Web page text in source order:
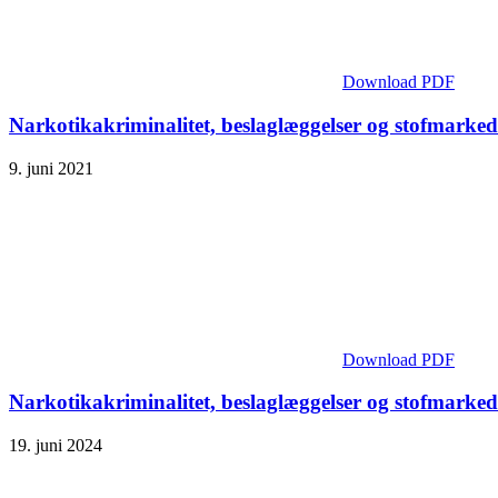
Download PDF
Narkotikakriminalitet, beslaglæggelser og
9. juni 2021
Download PDF
Narkotikakriminalitet, beslaglæggelser og
19. juni 2024